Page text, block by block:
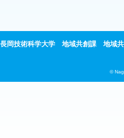
長岡技術科学大学 地域共創課 地域共
©